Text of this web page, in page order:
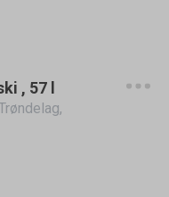
, 57 l